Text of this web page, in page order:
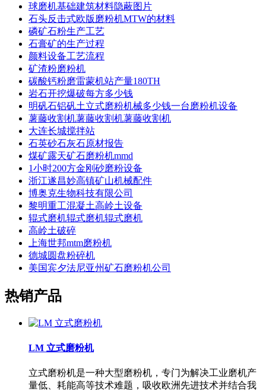
球磨机基础建筑材料隐蔽图片
石头反击式欧版磨粉机MTW的材料
磷矿石粉生产工艺
石膏矿的生产过程
颜料设备工艺流程
矿渣粉磨粉机
碳酸钙粉磨雷蒙机站产量180TH
岩石开挖爆破每方多少钱
明矾石铝矾土立式磨粉机械多少钱一台磨粉机设备
薯藤收割机薯藤收割机薯藤收割机
大连长城搅拌站
石英砂石灰石原材报告
煤矿露天矿石磨粉机mmd
1小时200方金刚砂磨粉设备
浙江遂昌妙高镇矿山机械配件
博奥克生物科技有限公司
黎明重工混凝土高岭土设备
辊式磨机辊式磨机辊式磨机
高岭土破碎
上海世邦mtm磨粉机
德城圆盘粉碎机
美国宾夕法尼亚州矿石磨粉机公司
热销产品
LM 立式磨粉机
立式磨粉机是一种大型磨粉机，专门为解决工业磨机产
量低、耗能高等技术难题，吸收欧洲先进技术并结合我